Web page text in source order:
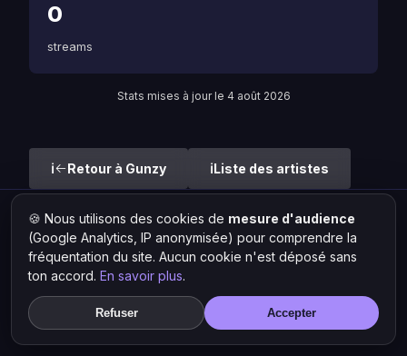
0
streams
Stats mises à jour le 4 août 2026
Retour à Gunzy Liste des artistes
Hit Lokal·L'actu rap & musique urbaine
© 2026 — Tous droits réservés ·Mentions légales·Gérer les
cookies
🍪 Nous utilisons des cookies de mesure d'audience
(Google Analytics, IP anonymisée) pour comprendre la
fréquentation du site. Aucun cookie n'est déposé sans
ton accord. En savoir plus.
Refuser Accepter